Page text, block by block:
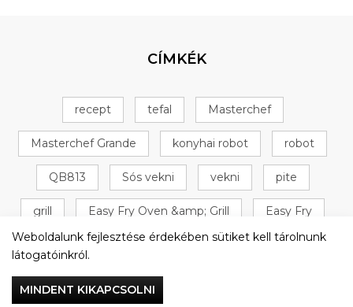
CÍMKÉK
recept tefal Masterchef
Masterchef Grande konyhai robot robot
QB813 Sós vekni vekni pite
grill Easy Fry Oven &amp; Grill Easy Fry
Oven &amp; Grill + 16 következő
Weboldalunk fejlesztése érdekében sütiket kell tárolnunk
látogatóinkról.
MINDENT KIKAPCSOLNI